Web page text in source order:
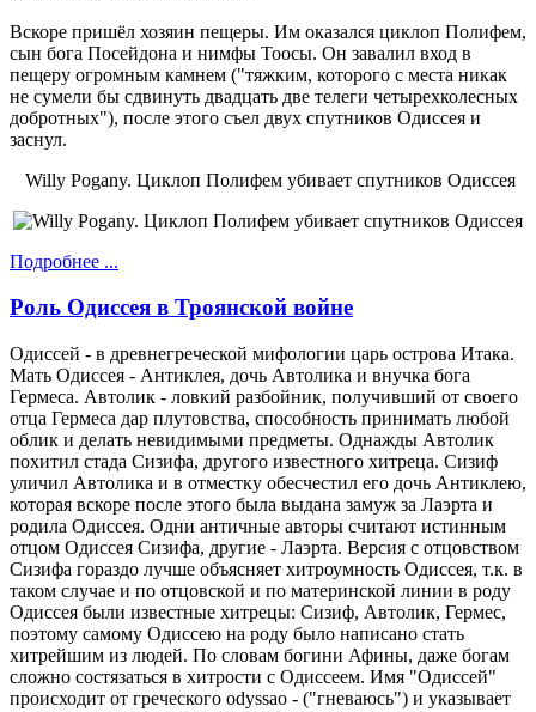
Вскоре пришёл хозяин пещеры. Им оказался циклоп Полифем,
сын бога Посейдона и нимфы Тоосы. Он завалил вход в
пещеру огромным камнем ("тяжким, которого с места никак
не сумели бы сдвинуть двадцать две телеги четырехколесных
добротных"), после этого съел двух спутников Одиссея и
заснул.
Willy Pogany. Циклоп Полифем убивает спутников Одиссея
Подробнее ...
Роль Одиссея в Троянской войне
Одиссей - в древнегреческой мифологии царь острова Итака.
Мать Одиссея - Антиклея, дочь Автолика и внучка бога
Гермеса. Автолик - ловкий разбойник, получивший от своего
отца Гермеса дар плутовства, способность принимать любой
облик и делать невидимыми предметы. Однажды Автолик
похитил стада Сизифа, другого известного хитреца. Сизиф
уличил Автолика и в отместку обесчестил его дочь Антиклею,
которая вскоре после этого была выдана замуж за Лаэрта и
родила Одиссея. Одни античные авторы считают истинным
отцом Одиссея Сизифа, другие - Лаэрта. Версия с отцовством
Сизифа гораздо лучше объясняет хитроумность Одиссея, т.к. в
таком случае и по отцовской и по материнской линии в роду
Одиссея были известные хитрецы: Сизиф, Автолик, Гермес,
поэтому самому Одиссею на роду было написано стать
хитрейшим из людей. По словам богини Афины, даже богам
сложно состязаться в хитрости с Одиссеем. Имя "Одиссей"
происходит от греческого odyssao - ("гневаюсь") и указывает